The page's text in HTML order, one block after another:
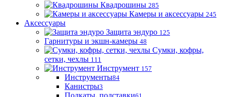
Квадрошины 285
Камеры и аксессуары 245
Аксессуары
Защита эндуро 125
Гарнитуры и экшн-камеры 48
Сумки, кофры,
сетки, чехлы 111
Инструмент 157
Инструменты84
Канистры3
Подкаты, подставки